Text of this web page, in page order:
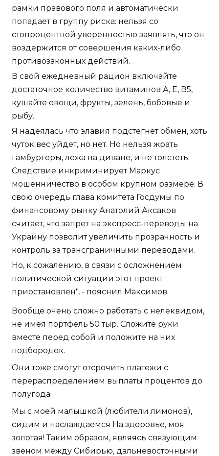
рамки правового поля и автоматически
попадает в группу риска: нельзя со
стопроцентной уверенностью заявлять, что он
воздержится от совершения каких-либо
противозаконных действий.
В свой ежедневный рацион включайте
достаточное количество витаминов А, Е, В5,
кушайте овощи, фрукты, зелень, бобовые и
рыбу.
Я надеялась что элавия подстегнет обмен, хоть
чуток вес уйдет, но нет. Но нельзя жрать
гамбургеры, лежа на диване, и не толстеть.
Следствие инкриминирует Маркус
мошенничество в особом крупном размере. В
свою очередь глава комитета Госдумы по
финансовому рынку Анатолий Аксаков
считает, что запрет на экспресс-переводы на
Украину позволит увеличить прозрачность и
контроль за трансграничными переводами.
Но, к сожалению, в связи с осложнением
политической ситуации этот проект
приостановлен", - пояснил Максимов.
Вообще очень сложно работать с нелеквидом,
не имея портфель 50 тыр. Сложите руки
вместе перед собой и положите на них
подбородок.
Они тоже смогут отсрочить платежи с
перераспределением выплаты процентов до
полугода.
Мы с моей малышкой (любители лимонов),
сидим и наслаждаемся На здоровье, моя
золотая! Таким образом, являясь связующим
звеном между Сибирью, дальневосточными